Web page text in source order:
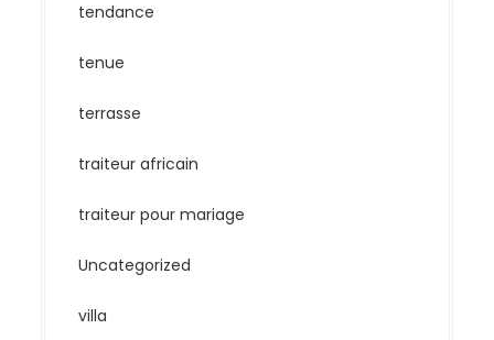
tendance
tenue
terrasse
traiteur africain
traiteur pour mariage
Uncategorized
villa